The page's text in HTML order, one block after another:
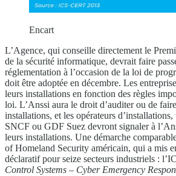
Encart
L’Agence, qui conseille directement le
de la sécurité informatique, devrait faire
réglementation à l’occasion de la loi de
doit être adoptée en décembre. Les
leurs installations en fonction des règles
loi. L’Anssi aura le droit d’auditer ou de
installations, et les opérateurs
SNCF ou GDF Suez devront signaler à
leurs installations. Une démarche
of Homeland Security américain, qui a mis
déclaratif pour seize secteurs industriels :
Control Systems – Cyber Emergency